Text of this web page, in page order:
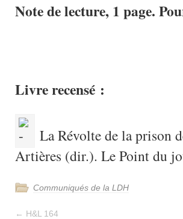
Note de lecture, 1 page.
Livre recensé :
La Révolte de la prison
Artières (dir.). Le Point du
Communiqués de la LDH
← H&L 164